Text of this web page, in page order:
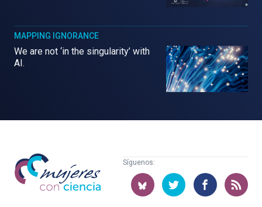
MAPPING IGNORANCE
We are not ‘in the singularity’ with
AI.
Mujeres
con
ciencia
Síguenos: